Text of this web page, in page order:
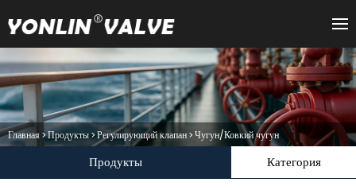
Главная>Продукты>Регулирующий клапан>Чугун/Ковкий чугун
Продукты Категория